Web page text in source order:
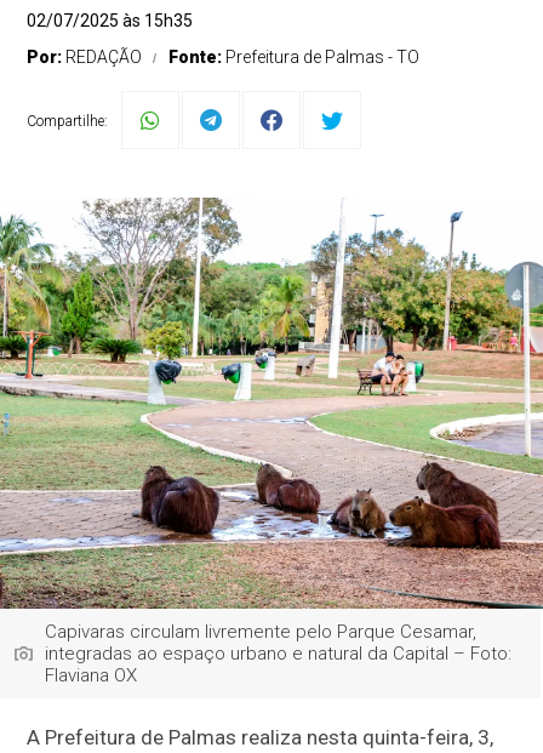
02/07/2025 às 15h35
Por: REDAÇÃO Fonte: Prefeitura de Palmas - TO
Compartilhe:
Capivaras circulam livremente pelo Parque Cesamar,
integradas ao espaço urbano e natural da Capital – Foto:
Flaviana OX
A Prefeitura de Palmas realiza nesta quinta-feira, 3,